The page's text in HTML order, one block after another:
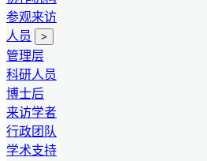
参观来访
人员
>
管理层
科研人员
博士后
来访学者
行政团队
学术支持